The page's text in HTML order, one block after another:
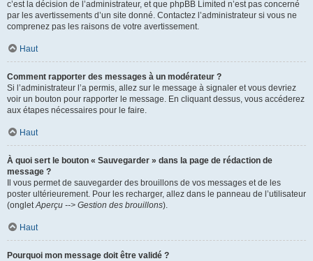
c’est la décision de l’administrateur, et que phpBB Limited n’est pas concerné
par les avertissements d’un site donné. Contactez l’administrateur si vous ne
comprenez pas les raisons de votre avertissement.
Haut
Comment rapporter des messages à un modérateur ?
Si l’administrateur l’a permis, allez sur le message à signaler et vous devriez
voir un bouton pour rapporter le message. En cliquant dessus, vous accéderez
aux étapes nécessaires pour le faire.
Haut
À quoi sert le bouton « Sauvegarder » dans la page de rédaction de
message ?
Il vous permet de sauvegarder des brouillons de vos messages et de les
poster ultérieurement. Pour les recharger, allez dans le panneau de l’utilisateur
(ongletAperçu --> Gestion des brouillons).
Haut
Pourquoi mon message doit être validé ?